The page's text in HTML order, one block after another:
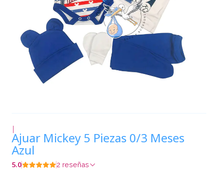
|
Ajuar Mickey 5 Piezas 0/3 Meses
Azul
5.0 2 reseñas